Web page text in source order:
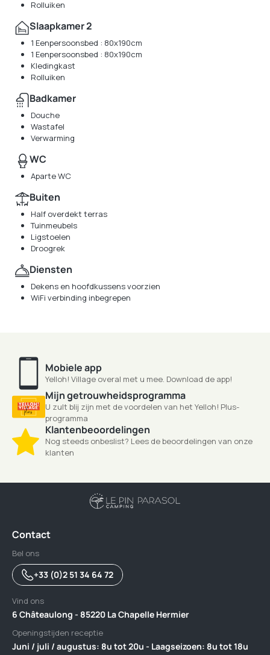
Rolluiken
Slaapkamer 2
1 Eenpersoonsbed : 80x190cm
1 Eenpersoonsbed : 80x190cm
Kledingkast
Rolluiken
Badkamer
Douche
Wastafel
Verwarming
WC
Aparte WC
Buiten
Half overdekt terras
Tuinmeubels
Ligstoelen
Droogrek
Diensten
Dekens en hoofdkussens voorzien
WiFi verbinding inbegrepen
Mobiele app
Yelloh! Village overal met u mee. Download de app!
Mijn getrouwheidsprogramma
U zult blij zijn met de voordelen van het Yelloh! Plus-
programma
Klantenbeoordelingen
Nog steeds onbeslist? Lees de beoordelingen van onze
klanten
Contact
Bel ons
+33 (0)2 51 34 64 72
Vind ons
6 Châteaulong - 85220 La Chapelle Hermier
Openingstijden receptie
Juni / juli / augustus: 8u tot 20u - Laagseizoen: 8u tot 18u